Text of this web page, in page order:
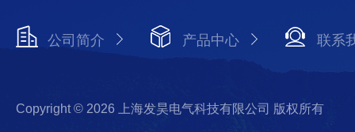
公司简介 产品中心 联系
Copyright © 2026 上海发昊电气科技有限公司 版权所有